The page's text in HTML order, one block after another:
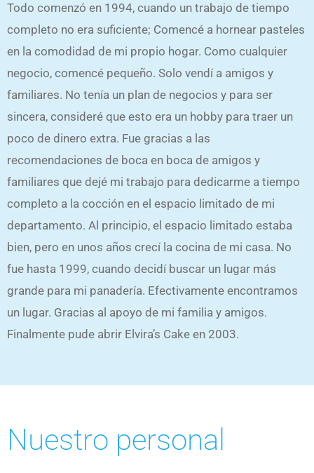
Todo comenzó en 1994, cuando un trabajo de tiempo
completo no era suficiente; Comencé a hornear pasteles
en la comodidad de mi propio hogar. Como cualquier
negocio, comencé pequeño. Solo vendí a amigos y
familiares. No tenía un plan de negocios y para ser
sincera, consideré que esto era un hobby para traer un
poco de dinero extra. Fue gracias a las
recomendaciones de boca en boca de amigos y
familiares que dejé mi trabajo para dedicarme a tiempo
completo a la cocción en el espacio limitado de mi
departamento. Al principio, el espacio limitado estaba
bien, pero en unos años crecí la cocina de mi casa. No
fue hasta 1999, cuando decidí buscar un lugar más
grande para mi panadería. Efectivamente encontramos
un lugar. Gracias al apoyo de mi familia y amigos.
Finalmente pude abrir Elvira’s Cake en 2003.
Nuestro personal